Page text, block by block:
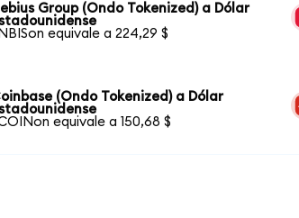
Group (Ondo Tokenized) a Dólar
equivale a 224,29 $
(Ondo Tokenized) a Dólar
equivale a 150,68 $